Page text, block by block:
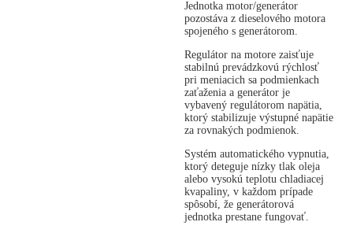
Jednotka motor/generátor
pozostáva z dieselového motora
spojeného s generátorom.
Regulátor na motore zaisťuje
stabilnú prevádzkovú rýchlosť
pri meniacich sa podmienkach
zaťaženia a generátor je
vybavený regulátorom napätia,
ktorý stabilizuje výstupné napätie
za rovnakých podmienok.
Systém automatického vypnutia,
ktorý deteguje nízky tlak oleja
alebo vysokú teplotu chladiacej
kvapaliny, v každom prípade
spôsobí, že generátorová
jednotka prestane fungovať.